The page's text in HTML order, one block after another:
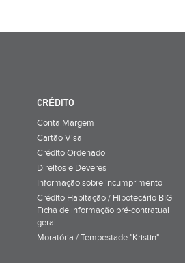
CRÉDITO
Conta Margem
Cartão Visa
Crédito Ordenado
Direitos e Deveres
Informação sobre incumprimento
Crédito Habitação / Hipotecário BIG
Ficha de informação pré-contratual
geral
Moratória / Tempestade "Kristin"